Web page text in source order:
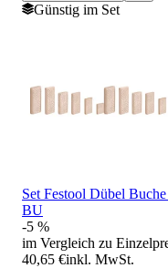
Günstig im Set
Set Festool Dübel
BU
-5 %
im Vergleich zu
40,65 €inkl. MwSt.